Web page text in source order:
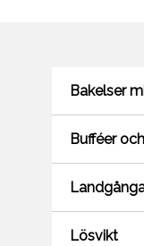
Bakelser
Bufféer
Lösvikt